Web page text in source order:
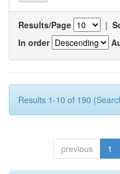
Results/Page |
In order
Results 1-10 of 190
previous 1